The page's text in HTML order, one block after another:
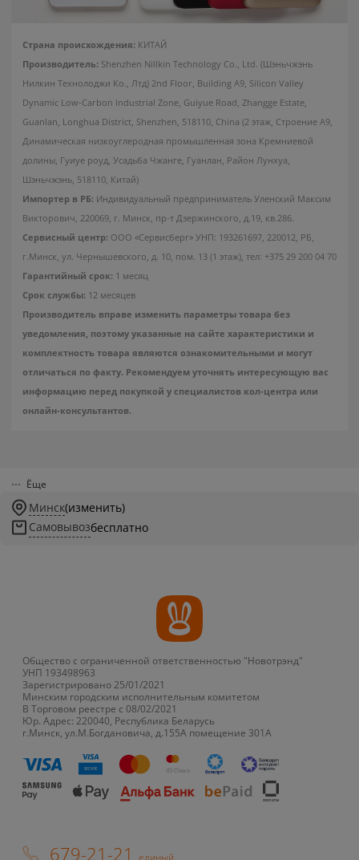
Страна происхождения: КИТАЙ
Производитель: Shenzhen Nillkin Technology Co., Ltd. (Шэньчжэнь
Нилкин Технолоджи Ко., Лтд) 2nd Floor, Building A9, Silicon Valley
Dynamic Low-Carbon Industrial Zone, Guiyue Road, Zhangge Estate,
Guanlan, Longhua District, Shenzhen, 518110, China (2 этаж, Строение А9,
Динамическая низкоуглеродная промышленная зона Кремниевой
долины, Гуиуе роуд, Усадьба Чжанге, Гуанлан, Район Лунхуа,
Шэньчжэнь, 518110, Китай)
Импортер в РБ: Индивидуальный предприниматель Уленский Максим
Викторович, 220069, г. Минск, пр-т Дзержинского, д.19, кв.286.
Сервисный центр: ООО «Сервисберг» УНП: 193261697, 220012, РБ,
г.Минск, ул. Чернышевского, д. 10, пом. 13 (1 этаж), тел: +375 29 200 04 70
Гарантийный срок: 1 месяц
Срок службы: 12 месяцев
Производитель вправе изменить параметры товара без
уведомления, поэтому указанные на сайте характеристики и
комплектность товара являются ознакомительными и могут
отличаться по факту. Рекомендуем уточнять интересующую вас
информацию перед покупкой у специалистов кол-центра или
онлайн-консультантов.
Чехол для Redmi 4A бампер
пластиковый Nillkin
(Красный)
5.0Пуско-зарядное
устройство 70mai Jump
Starter Max
5.66 руб/мес
Стоимость: 299.00
Вернём до9 .34
5.0
Портативная колонка
Tronsmart Halo 200
10.40руб/мес
Стоимость:499
Вернём до10.61
Ёще
Минск(изменить)
Самовывозбесплатно
Общество с ограниченной ответственностью "Новотрэнд"
УНП 193498963
Зарегистрировано 25/01/2021
Минским городским исполнительным комитетом
В Торговом реестре с 08/02/2021
Юр. Адрес: 220040, Республика Беларусь
г.Минск, ул.М.Богдановича, д.155А помещение 301А
679-21-21